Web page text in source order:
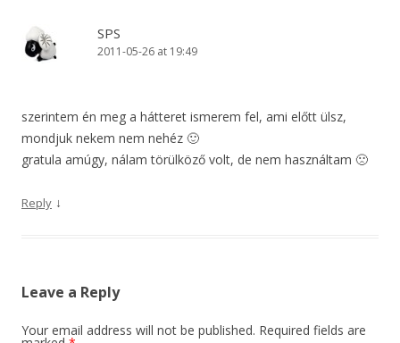
SPS
2011-05-26 at 19:49
szerintem én meg a hátteret ismerem fel, ami előtt ülsz,
mondjuk nekem nem nehéz 🙂
gratula amúgy, nálam törülköző volt, de nem használtam 🙁
Reply ↓
Leave a Reply
Your email address will not be published. Required fields are